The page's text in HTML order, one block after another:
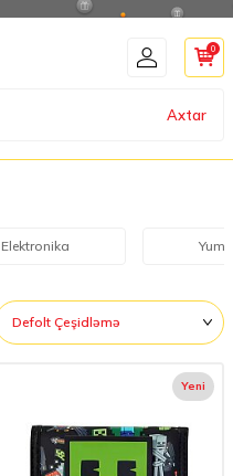
Axtar
0
Elektronika
Yeni